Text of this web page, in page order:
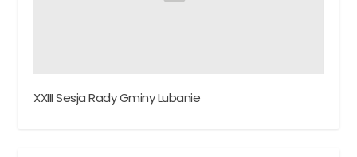
XXIII Sesja Rady Gminy Lubanie